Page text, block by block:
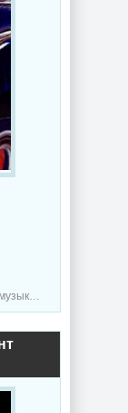
VA / RnB music